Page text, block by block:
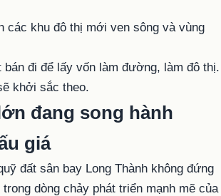
các khu đô thị mới ven sông và vùng
bán đi để lấy vốn làm đường, làm đô thị.
khởi sắc theo.
đang song hành
giá
đất sân bay Long Thành không đứng
dòng chảy phát triển mạnh mẽ của